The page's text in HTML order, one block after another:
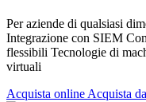
Per aziende di qualsiasi
Integrazione con SIEM
flessibili Tecnologie di
virtuali
Acquista online Acquista